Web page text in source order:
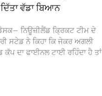
ਵੱਡਾ ਬਿਆਨ
ਨਿਊਜ਼ੀਲੈਂਡ ਕ੍ਰਿਕਟ ਟੀਮ ਦੇ
ਸਟੇਡ ਨੇ ਕਿਹਾ ਕਿ ਜੇਕਰ ਅਗਲੀ
ਕੱਪ ਦਾ ਫਾਈਨਲ ਟਾਈ ਰਹਿੰਦਾ ਹੈ ਤਾਂ